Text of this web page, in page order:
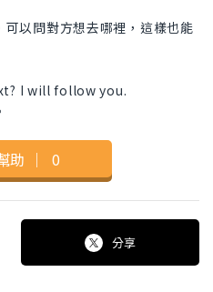
以問對方想去哪裡，這樣也能
I will follow you.
助 ｜ 0
分享